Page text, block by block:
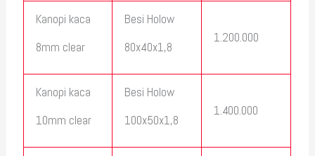
Kanopi kaca
8mm clear
Besi Holow
80x40x1,8
1.200.000
Kanopi kaca
10mm clear
Besi Holow
100x50x1,8
1.400.000